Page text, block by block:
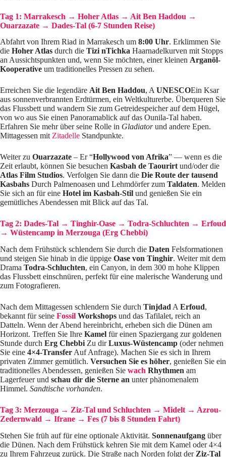
Tag 1: Marrakesch → Hoher Atlas → Ait Ben Haddou →
Ouarzazate → Dades-Tal (6-7 Stunden Reise)
Abfahrt von Ihrem Riad in Marrakesch um 8:00 Uhr. Erklimmen Sie
die Hoher Atlas durch die Tizi nTichka Haarnadelkurven mit Stopps
an Aussichtspunkten und, wenn Sie möchten, einer kleinen Arganöl-
Kooperative um traditionelles Pressen zu sehen.
Erreichen Sie die legendäre Ait Ben Haddou, A UNESCOEin Ksar
aus sonnenverbrannten Erdtürmen, ein Weltkulturerbe. Überqueren Sie
das Flussbett und wandern Sie zum Getreidespeicher auf dem Hügel,
von wo aus Sie einen Panoramablick auf das Ounila-Tal haben.
Erfahren Sie mehr über seine Rolle in Gladiatorund andere Epen.
Mittagessen mit Zitadelle Standpunkte.
Weiter zu Ouarzazate – Er “Hollywood von Afrika” — wenn es die
Zeit erlaubt, können Sie besuchen Kasbah de Taourirt und/oder die
Atlas Film Studios. Verfolgen Sie dann die Die Route der tausend
Kasbahs Durch Palmenoasen und Lehmdörfer zum Taldaten. Melden
Sie sich an für eine Hotel im Kasbah-Stil und genießen Sie ein
gemütliches Abendessen mit Blick auf das Tal.
Tag 2: Dades-Tal → Tinghir-Oase → Todra-Schluchten → Erfoud
→ Wüstencamp in Merzouga (Erg Chebbi)
Nach dem Frühstück schlendern Sie durch die Daten Felsformationen
und steigen Sie hinab in die üppige Oase von Tinghir. Weiter mit dem
Drama Todra-Schluchten, ein Canyon, in dem 300 m hohe Klippen
das Flussbett einschnüren, perfekt für eine malerische Wanderung und
zum Fotografieren.
Nach dem Mittagessen schlendern Sie durch Tinjdad A Erfoud,
bekannt für seine Fossil Workshops und das Tafilalet, reich an
Datteln. Wenn der Abend hereinbricht, erheben sich die Dünen am
Horizont. Treffen Sie Ihre Kamel für einen Spaziergang zur goldenen
Stunde durch Erg Chebbi Zu dirLuxus-Wüstencamp (oder nehmen
Sie eine 4×4-Transfer Auf Anfrage). Machen Sie es sich in Ihrem
privaten Zimmer gemütlich. Versuchen Sie es höher, genießen Sie ein
traditionelles Abendessen, genießen Sie wach Rhythmen am
Lagerfeuer und schau dir die Sterne an unter phänomenalem
Himmel. Sandtische vorhanden.
Tag 3: Merzouga → Ziz-Tal und Schluchten → Midelt → Azrou-
Zedernwald → Ifrane → Fes (7 bis 8 Stunden Fahrt)
Stehen Sie früh auf für eine optionale Aktivität. Sonnenaufgang über
die Dünen. Nach dem Frühstück kehren Sie mit dem Kamel oder 4×4
zu Ihrem Fahrzeug zurück. Die Straße nach Norden folgt der Ziz-Tal